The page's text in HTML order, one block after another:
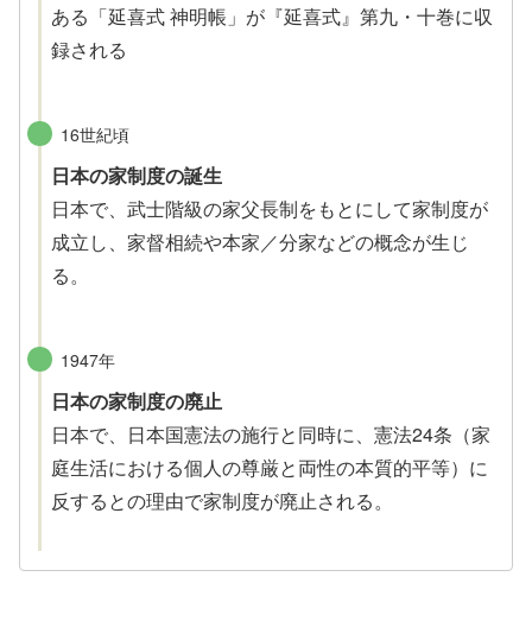
ある「延喜式 神明帳」が『延喜式』第九・十巻に収
録される
16世紀頃
日本の家制度の誕生
日本で、武士階級の家父長制をもとにして家制度が
成立し、家督相続や本家／分家などの概念が生じ
る。
1947年
日本の家制度の廃止
日本で、日本国憲法の施行と同時に、憲法24条（家
庭生活における個人の尊厳と両性の本質的平等）に
反するとの理由で家制度が廃止される。